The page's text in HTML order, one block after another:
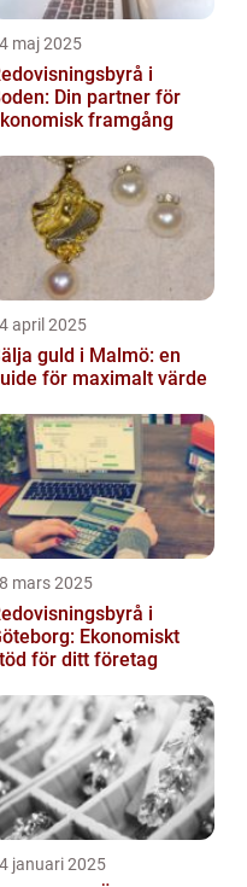
maj 2025
i
Din partner för
framgång
april 2025
guld i Malmö: en
för maximalt värde
mars 2025
i
Ekonomiskt
för ditt företag
januari 2025